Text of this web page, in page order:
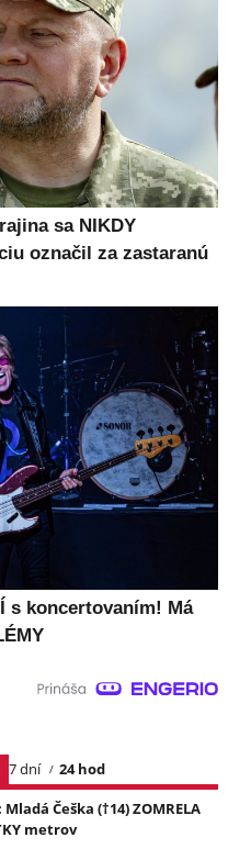
sa NIKDY
označil za zastaranú
s koncertovaním! Má
7 dní
24 hod
Češka (†14) ZOMRELA
metrov